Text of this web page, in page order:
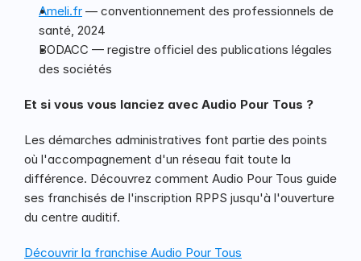
Ameli.fr — conventionnement des professionnels de
santé, 2024
BODACC — registre officiel des publications légales
des sociétés
Et si vous vous lanciez avec Audio Pour Tous ?
Les démarches administratives font partie des points
où l'accompagnement d'un réseau fait toute la
différence. Découvrez comment Audio Pour Tous guide
ses franchisés de l'inscription RPPS jusqu'à l'ouverture
du centre auditif.
Découvrir la franchise Audio Pour Tous